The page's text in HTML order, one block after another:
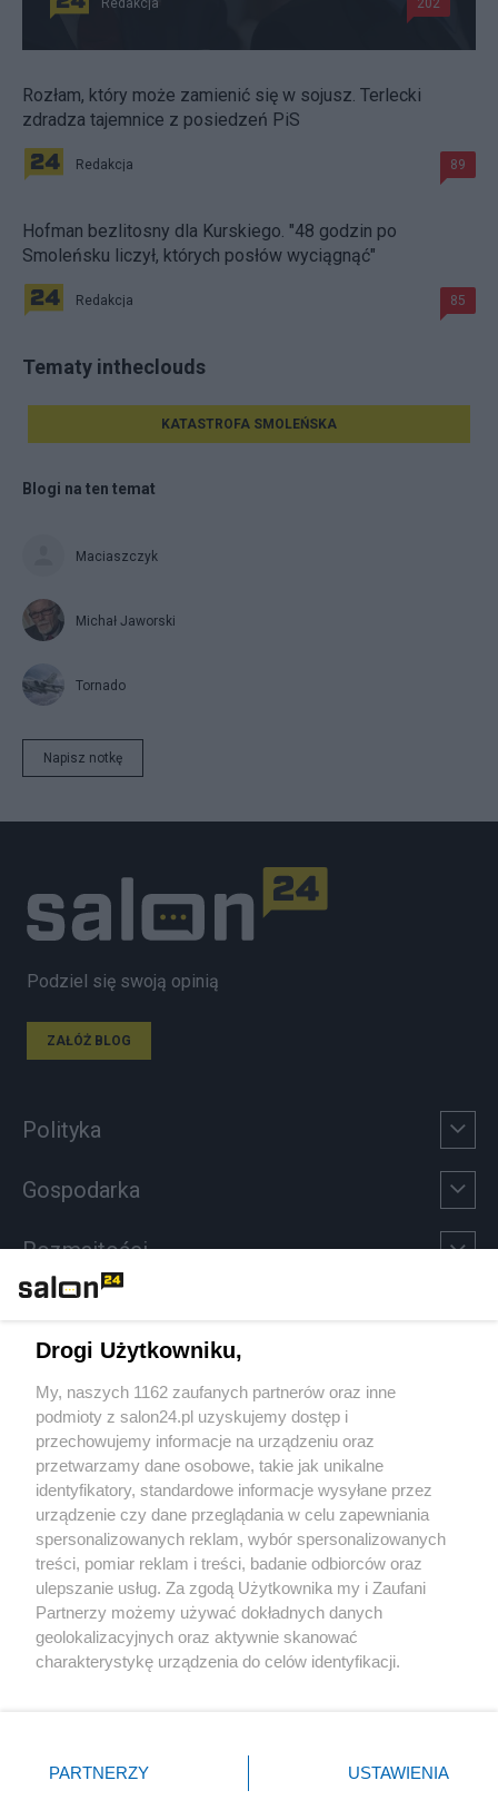
Redakcja 202
Rozłam, który może zamienić się w sojusz. Terlecki
zdradza tajemnice z posiedzeń PiS
Redakcja 89
Hofman bezlitosny dla Kurskiego. "48 godzin po
Smoleńsku liczył, których posłów wyciągnąć"
Redakcja 85
Tematy intheclouds
KATASTROFA SMOLEŃSKA
Blogi na ten temat
Maciaszczyk
Michał Jaworski
Tornado
Napisz notkę
Podziel się swoją opinią
ZAŁÓŻ BLOG
Polityka
Gospodarka
Rozmaitości
Sport
Społeczeństwo
Kultura
X Facebook Instagram Youtube
Drogi Użytkowniku,
My, naszych 1162 zaufanych partnerów oraz inne
podmioty z salon24.pl uzyskujemy dostęp i
przechowujemy informacje na urządzeniu oraz
przetwarzamy dane osobowe, takie jak unikalne
identyfikatory, standardowe informacje wysyłane przez
urządzenie czy dane przeglądania w celu zapewniania
spersonalizowanych reklam, wybór spersonalizowanych
treści, pomiar reklam i treści, badanie odbiorców oraz
ulepszanie usług. Za zgodą Użytkownika my i Zaufani
Partnerzy możemy używać dokładnych danych
geolokalizacyjnych oraz aktywnie skanować
charakterystykę urządzenia do celów identyfikacji.
zmienić/wycofać klikając przycisk ustawień prywatności
znajdujący się w lewym dolnym rogu strony
PARTNERZY USTAWIENIA